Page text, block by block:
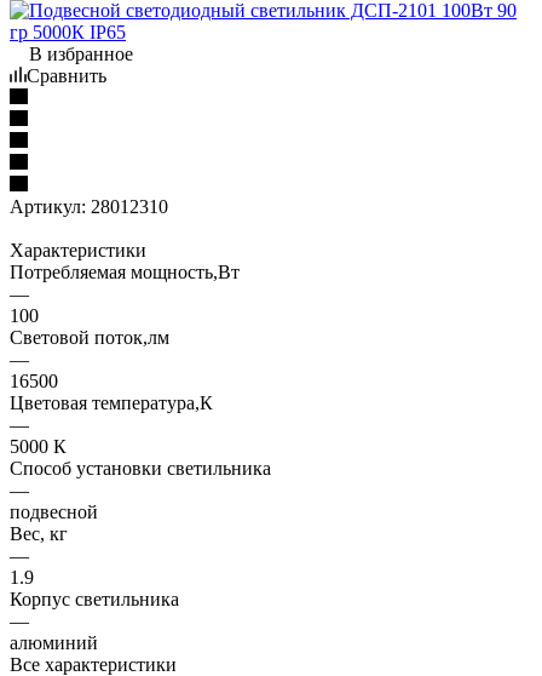
В избранное
Сравнить
Артикул: 28012310
Характеристики
Потребляемая мощность,Вт
—
100
Световой поток,лм
—
16500
Цветовая температура,К
—
5000 К
Способ установки светильника
—
подвесной
Вес, кг
—
1.9
Корпус светильника
—
алюминий
Все характеристики